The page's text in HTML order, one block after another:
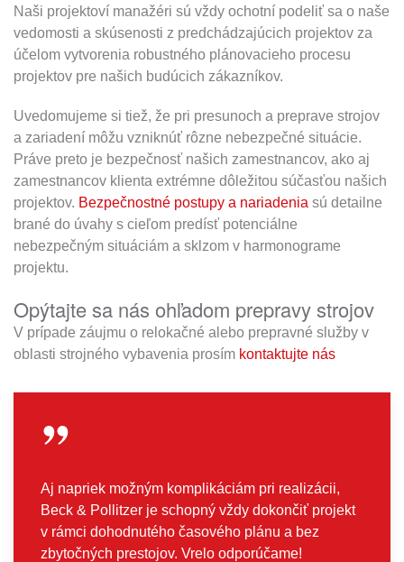
Naši projektoví manažéri sú vždy ochotní podeliť sa o naše
vedomosti a skúsenosti z predchádzajúcich projektov za
účelom vytvorenia robustného plánovacieho procesu
projektov pre našich budúcich zákazníkov.
Uvedomujeme si tiež, že pri presunoch a preprave strojov
a zariadení môžu vzniknúť rôzne nebezpečné situácie.
Práve preto je bezpečnosť našich zamestnancov, ako aj
zamestnancov klienta extrémne dôležitou súčasťou našich
projektov. Bezpečnostné postupy a nariadenia sú detailne
brané do úvahy s cieľom predísť potenciálne
nebezpečným situáciám a sklzom v harmonograme
projektu.
Opýtajte sa nás ohľadom prepravy strojov
V prípade záujmu o relokačné alebo prepravné služby v
oblasti strojného vybavenia prosím kontaktujte nás
Aj napriek možným komplikáciám pri realizácii,
Beck & Pollitzer je schopný vždy dokončiť projekt
v rámci dohodnutého časového plánu a bez
zbytočných prestojov. Vrelo odporúčame!